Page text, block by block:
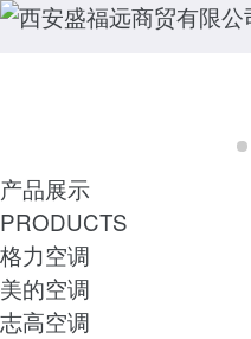
产品展示
PRODUCTS
格力空调
美的空调
志高空调